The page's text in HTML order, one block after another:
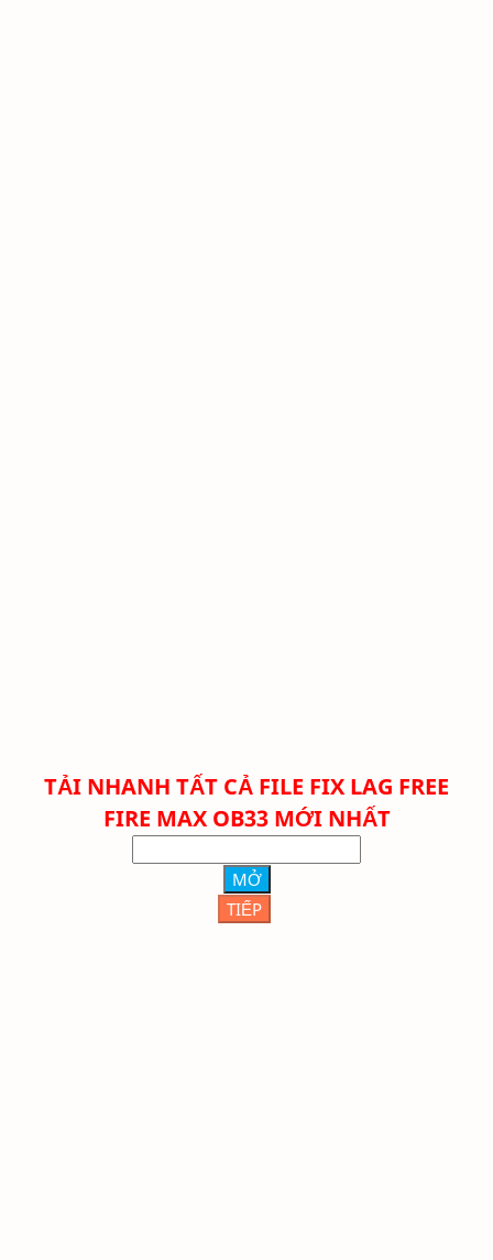
TẢI NHANH TẤT CẢ FILE FIX LAG FREE
FIRE MAXOB33 MỚI NHẤT
MỞ
TIẾP